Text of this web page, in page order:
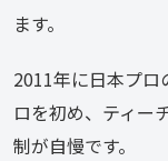
ます。
2011年に日本プロ
ロを初め、ティー
制が自慢です。